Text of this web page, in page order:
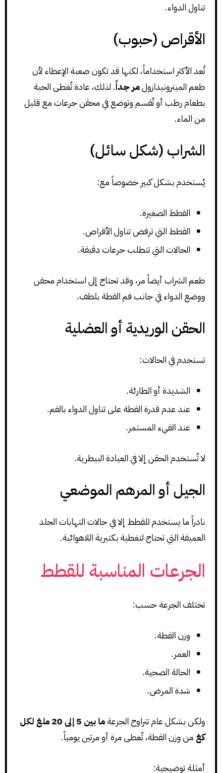
تناول الدواء.
الأقراص (حبوب)
تُعد الأكثر استخداماً، لكنها قد تكون صعبة الإعطاء لأن
طعم الميترونيدازولمر جداً. لذلك، عادة تُغطى الحبة
بطعام رطب أو تُقسم وتوضع في محقن جرعات مع قليل
من الماء.
الشراب (شكل سائل)
يُستخدم بشكل كبير خصوصاً مع:
القطط الصغيرة.
القطط التي ترفض تناول الأقراص.
الحالات التي تتطلب جرعات دقيقة.
طعم الشراب أيضاً مر، وقد تحتاج إلى استخدام محقن
ووضع الدواء في جانب فم القطة بلطف.
الحقن الوريدية أو العضلية
تستخدم في الحالات:
الشديدة أو الطارئة.
عند عدم قدرة القطة على تناول الدواء بالفم.
عند القيء المستمر.
لا تُستخدم الحقن إلا في العيادة البيطرية.
الجيل أو المرهم الموضعي
نادراً ما يستخدم للقطط إلا في حالات التهابات الجلد
العميقة التي تحتاج لتغطية بكتيرية اللاهوائية.
الجرعات المناسبة للقطط
تختلف الجرعة حسب:
وزن القطة.
العمر.
الحالة الصحية.
شدة المرض.
ولكن بشكل عام تتراوح الجرعة
ما بين 5 إلى 20 ملغ لكل
كغ من وزن القطة، تُعطى مرة أو مرتين يومياً.
أمثلة توضيحية: